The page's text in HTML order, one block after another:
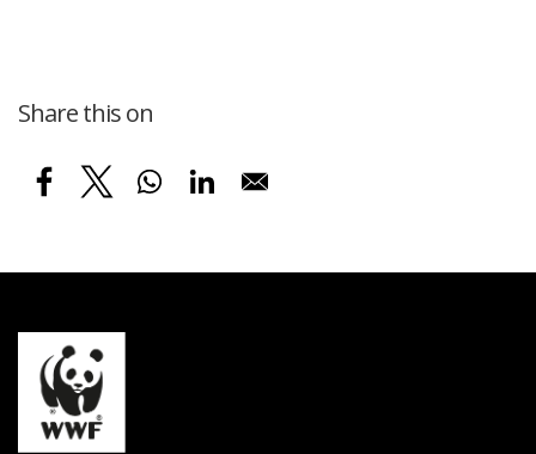
Share this on